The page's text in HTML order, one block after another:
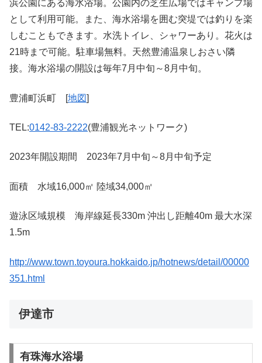
浜公園にある海水浴場。公園内の芝生広場ではキャンプ場
として利用可能。また、海水浴場を囲む突堤では釣りを楽
しむこともできます。水洗トイレ、シャワーあり。花火は
21時まで可能。駐車場無料。天然豊浦温泉しおさい隣
接。海水浴場の開設は毎年7月中旬～8月中旬。
豊浦町浜町 [地図]
TEL:0142-83-2222(豊浦観光ネットワーク)
2023年開設期間 2023年7月中旬～8月中旬予定
面積 水域16,000㎡ 陸域34,000㎡
遊泳区域規模 海岸線延長330m 沖出し距離40m 最大水深
1.5m
http://www.town.toyoura.hokkaido.jp/hotnews/detail/00000
351.html
伊達市
有珠海水浴場